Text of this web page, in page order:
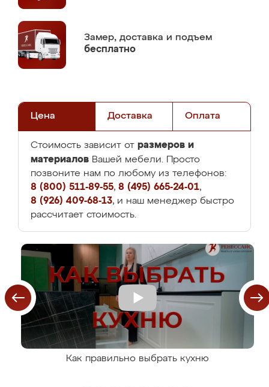
Замер, доставка и подъем
бесплатно
Цена Доставка Оплата
Стоимость зависит от размеров и
материалов Вашей мебели. Просто
позвоните нам по любому из телефонов:
8 (800) 511-89-55, 8 (495) 665-24-01,
8 (926) 409-68-13, и наш менеджер быстро
рассчитает стоимость.
Как правильно выбрать кухню